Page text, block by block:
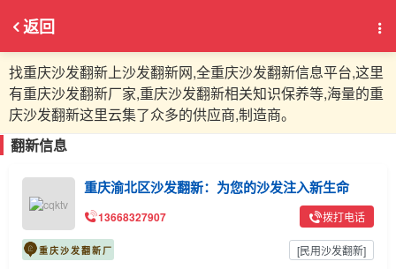
返回
找重庆沙发翻新上沙发翻新网,全重庆沙发翻新信息平台,这里
有重庆沙发翻新厂家,重庆沙发翻新相关知识保养等,海量的重
庆沙发翻新这里云集了众多的供应商,制造商。
翻新信息
重庆渝北区沙发翻新：为您的沙发注入新生命
13668327907 拨打电话
重庆沙发翻新厂 [民用沙发翻新]